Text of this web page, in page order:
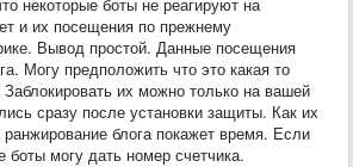
и их посещения по прежнему
Вывод простой. Данные посещения
Могу предположить что это какая то
их можно только на вашей
сразу после установки защиты. Как их
блога покажет время. Если
боты могу дать номер счетчика.